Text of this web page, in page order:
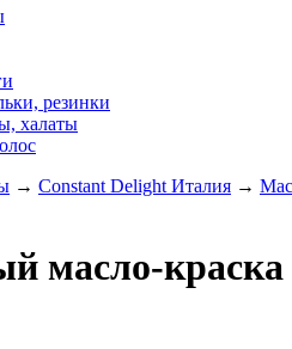
резинки
халаты
→ Constant Delight Италия →
масло-